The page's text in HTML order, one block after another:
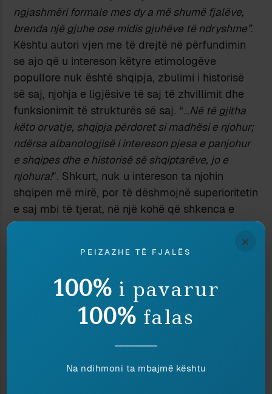
ngjashmëri formale mes dy a më shumë fjalëve,
brenda një gjuhe ose midis gjuhëve të ndryshme”.
Kështu autori vjen me të drejtë në përfundimin
se ajo që u intereson këtyre etimologëve
popullore nuk është shqipja, zbulimi i historisë
së saj, njohja e ligjësive të saj të zhvillimit dhe
funksionimit të strukturës së saj. “…Në të gjitha
këto orvatje, shqipja përdoret si madhësi e njohur;
ndërsa albanologjisë i intereson pjesa e panjohur
e shqipes dhe e historisë së shqiptarëve, jo e
njohura!”. Shkurt, nuk u intereson ta njohin
shqipen më mirë, por të dëshmojnë superioritetin
e saj mbi të tjerat, në një kohë që shkenca e
gjuhësisë i ka vlerësuar që në fillim të gjitha
gjuhët me të njëjtën vlerë dhe interes shkencor.
Në libër kemi edhe një oponencë të monografisë
Shqipja dhe sanskritishtja
dijeninë time e para që kryhet prej një studiuesi
për këtë vepër. Isha studente kur e pashë për
herë të parë në librari librin me këtë titull shumë
profesori i historisë së gjuhës (profesor Albert
×
PEIZAZHE TË FJALËS
100% i pavarur
100% falas
Na ndihmoni ta mbajmë kështu